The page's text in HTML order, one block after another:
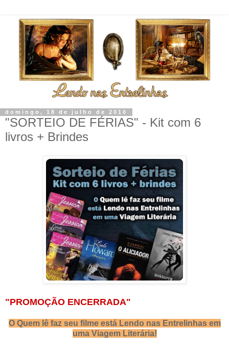
domingo, 18 de julho de 2010
"SORTEIO DE FÉRIAS" - Kit com 6
livros + Brindes
"PROMOÇÃO ENCERRADA"
O Quem lê faz seu filme está Lendo nas Entrelinhas em
uma Viagem Literária!